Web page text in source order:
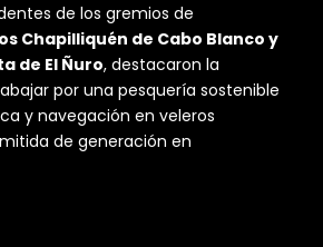
de los gremios de
Chapilliquén de Cabo Blanco y
de El Ñuro, destacaron la
por una pesquería sostenible
y navegación en veleros
de generación en